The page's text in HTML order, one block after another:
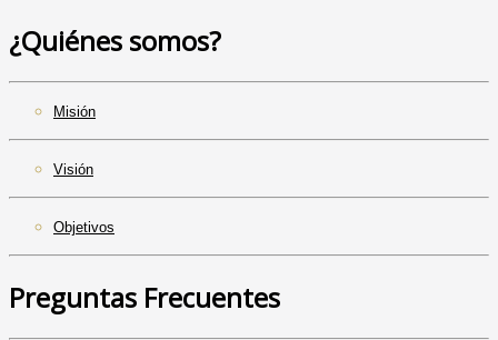
¿Quiénes somos?
Misión
Visión
Objetivos
Preguntas Frecuentes